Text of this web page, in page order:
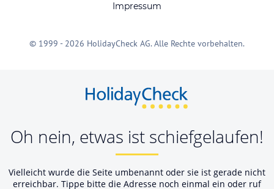
Impressum
© 1999 - 2026 HolidayCheck AG. Alle Rechte vorbehalten.
Oh nein, etwas ist schiefgelaufen!
Vielleicht wurde die Seite umbenannt oder sie ist gerade nicht
erreichbar. Tippe bitte die Adresse noch einmal ein oder ruf